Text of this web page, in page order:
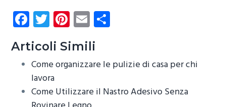
Fa
ce
b
o
ok
T
wi
tt
er
Pi
nt
er
es
t
E
m
ail
di
vi
di
Articoli Simili
Come organizzare le pulizie di casa per chi
lavora
Come Utilizzare il Nastro Adesivo Senza